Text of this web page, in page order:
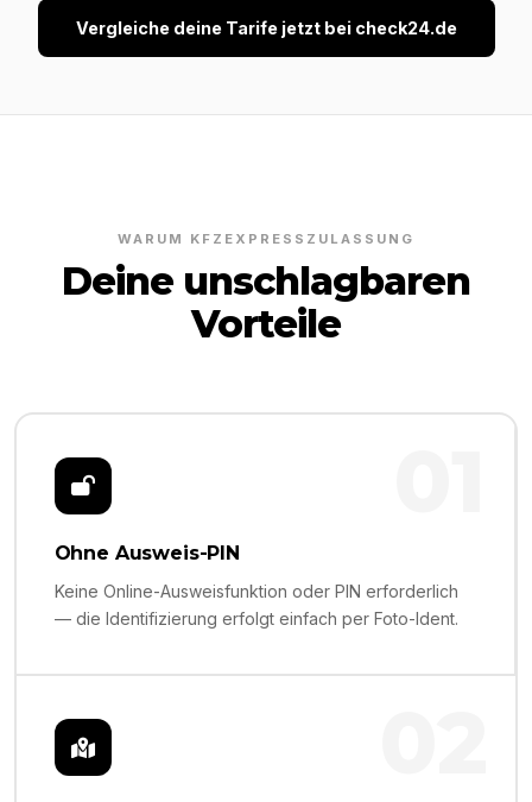
Vergleiche deine Tarife jetzt bei check24.de
WARUM KFZEXPRESSZULASSUNG
Deine unschlagbaren
Vorteile
Ohne Ausweis-PIN
Keine Online-Ausweisfunktion oder PIN erforderlich
— die Identifizierung erfolgt einfach per Foto-Ident.